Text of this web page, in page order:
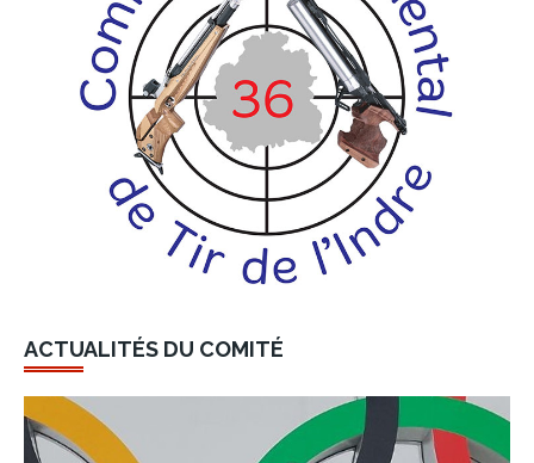
ACTUALITÉS DU COMITÉ